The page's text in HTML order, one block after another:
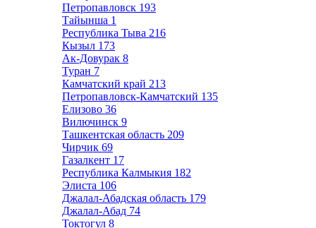
Петропавловск 193
Тайынша 1
Республика Тыва 216
Кызыл 173
Ак-Довурак 8
Туран 7
Камчатский край 213
Петропавловск-Камчатский 135
Елизово 36
Вилючинск 9
Ташкентская область 209
Чирчик 69
Газалкент 17
Республика Калмыкия 182
Элиста 106
Джалал-Абадская область 179
Джалал-Абад 74
Токтогул 8